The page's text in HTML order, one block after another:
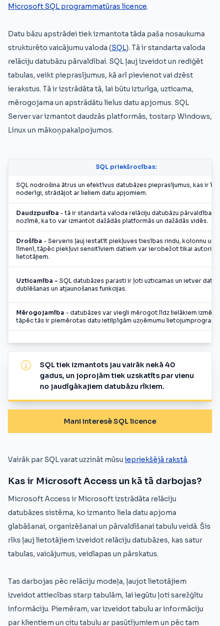
Microsoft SQL programmatūras licence.
Datu bāzu apstrādei tiek izmantota tāda paša nosaukuma
strukturēto vaicājumu valoda (SQL). Tā ir standarta valoda
relāciju datubāzu pārvaldībai. SQL ļauj izveidot un rediģēt
tabulas, veikt pieprasījumus, kā arī pievienot vai dzēst
ierakstus. Tā ir izstrādāta tā, lai būtu izturīga, uzticama,
mērogojama un apstrādātu lielus datu apjomus. SQL
Server var izmantot daudzās platformās, tostarp Windows,
Linux un mākoņpakalpojumos.
SQL priekšrocības:
SQL nodrošina ātrus un efektīvus datubāzes pieprasījumus, kas ir
noderīgi, strādājot ar lieliem datu apjomiem.
Daudzpusība - tā ir standarta valoda relāciju datubāzu pārvaldībai.
nozīmē, ka to var izmantot dažādās platformās un dažādās vidēs.
Drošība - Serveris ļauj iestatīt piekļuves tiesības rindu, kolonnu un
līmenī, tāpēc piekļuvi sensitīviem datiem var ierobežot tikai
lietotājiem.
Uzticamība - SQL datubāzes parasti ir ļoti uzticamas un ietver datu
dublēšanas un atjaunošanas funkcijas.
Mērogojamība - datubāzes var viegli mērogot līdz lielākiem
tāpēc tās ir piemērotas datu ietilpīgām uzņēmumu
SQL tiek izmantots jau vairāk nekā 40
gadus, un joprojām tiek uzskatīts par vienu
no jaudīgākajiem datubāzu rīkiem.
Mani interesē SQL licence
Vairāk par SQL varat uzzināt mūsu iepriekšējā rakstā.
Kas ir Microsoft Access un kā tā darbojas?
Microsoft Access ir Microsoft izstrādāta relāciju
datubāzes sistēma, ko izmanto liela datu apjoma
glabāšanai, organizēšanai un pārvaldīšanai tabulu veidā. Šis
rīks ļauj lietotājiem izveidot relāciju datubāzes, kas satur
tabulas, vaicājumus, veidlapas un pārskatus.
Tas darbojas pēc relāciju modeļa, ļaujot lietotājiem
izveidot attiecības starp tabulām, lai iegūtu ļoti sarežģītu
informāciju. Piemēram, var izveidot tabulu ar informāciju
par klientiem un citu tabulu ar pasūtījumiem un pēc tam